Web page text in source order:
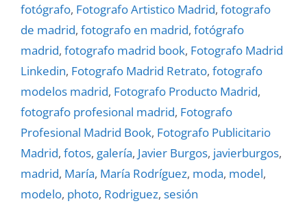
fotógrafo, Fotografo Artistico Madrid, fotografo
de madrid, fotografo en madrid, fotógrafo
madrid, fotografo madrid book, Fotografo Madrid
Linkedin, Fotografo Madrid Retrato, fotografo
modelos madrid, Fotografo Producto Madrid,
fotografo profesional madrid, Fotografo
Profesional Madrid Book, Fotografo Publicitario
Madrid, fotos, galerí­a, Javier Burgos, javierburgos,
madrid, Marí­a, Marí­a Rodrí­guez, moda, model,
modelo, photo, Rodriguez, sesión